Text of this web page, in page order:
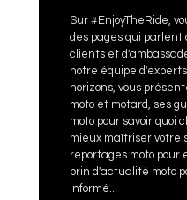
Sur #EnjoyTheRide,
des pages qui parlent
clients et
notre équipe
horizons, vous
moto et motard, ses
moto pour savoir quoi
mieux maîtriser votre
reportages moto
brin d'actualité moto
informé...